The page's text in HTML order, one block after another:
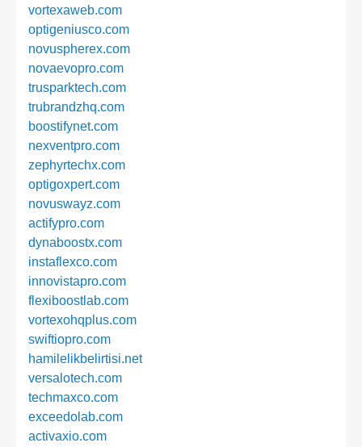
vortexaweb.com
optigeniusco.com
novuspherex.com
novaevopro.com
trusparktech.com
trubrandzhq.com
boostifynet.com
nexventpro.com
zephyrtechx.com
optigoxpert.com
novuswayz.com
actifypro.com
dynaboostx.com
instaflexco.com
innovistapro.com
flexiboostlab.com
vortexohqplus.com
swiftiopro.com
hamilelikbelirtisi.net
versalotech.com
techmaxco.com
exceedolab.com
activaxio.com